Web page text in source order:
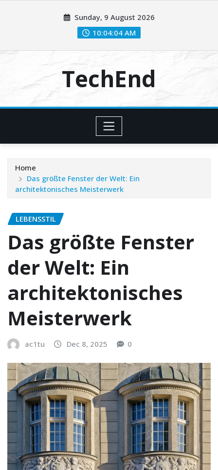
Sunday, 9 August 2026
10:04:05 AM
TechEnd
Home
Das größte Fenster der Welt: Ein
architektonisches Meisterwerk
LEBENSSTIL
Das größte Fenster
der Welt: Ein
architektonisches
Meisterwerk
ac1tu Dec 8, 2025 0